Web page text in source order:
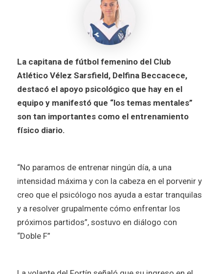
La capitana de fútbol femenino del Club
Atlético Vélez Sarsfield, Delfina Beccacece,
destacó el apoyo psicológico que hay en el
equipo y manifestó que “los temas mentales”
son tan importantes como el entrenamiento
físico diario.
“No paramos de entrenar ningún día, a una
intensidad máxima y con la cabeza en el porvenir y
creo que el psicólogo nos ayuda a estar tranquilas
y a resolver grupalmente cómo enfrentar los
próximos partidos”, sostuvo en diálogo con
“Doble F”